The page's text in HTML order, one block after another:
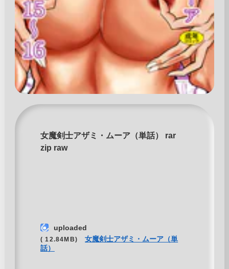
女魔剣士アザミ・ムーア（単話） rar
zip raw
uploaded
( 12.84MB)
女魔剣士アザミ・ムーア（単
話）